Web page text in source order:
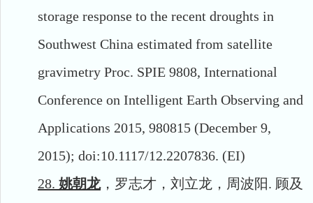
storage response to the recent droughts in
Southwest China estimated from satellite
gravimetry Proc. SPIE 9808, International
Conference on Intelligent Earth Observing and
Applications 2015, 980815 (December 9,
2015); doi:10.1117/12.2207836. (EI)
28. 姚朝龙，罗志才，刘立龙，周波阳. 顾及